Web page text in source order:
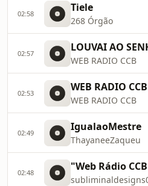
02:58 Tiele
268 Órgão
02:57 LOUVAI AO
WEB RADIO CCB
02:53 WEB RADIO CCB
WEB RADIO CCB
02:49 IgualaoMestre
ThayaneeZaqueu
02:48 "Web Rádio CCB